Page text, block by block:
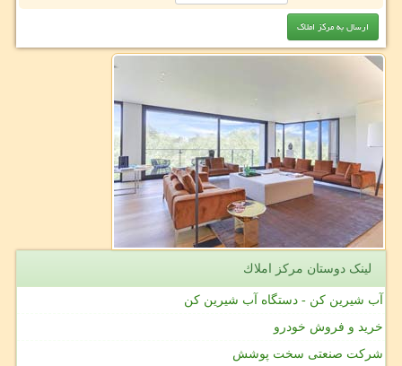
لینک دوستان مركز املاك
آب شیرین کن - دستگاه آب شیرین کن
خرید و فروش خودرو
شرکت صنعتی سخت پوشش